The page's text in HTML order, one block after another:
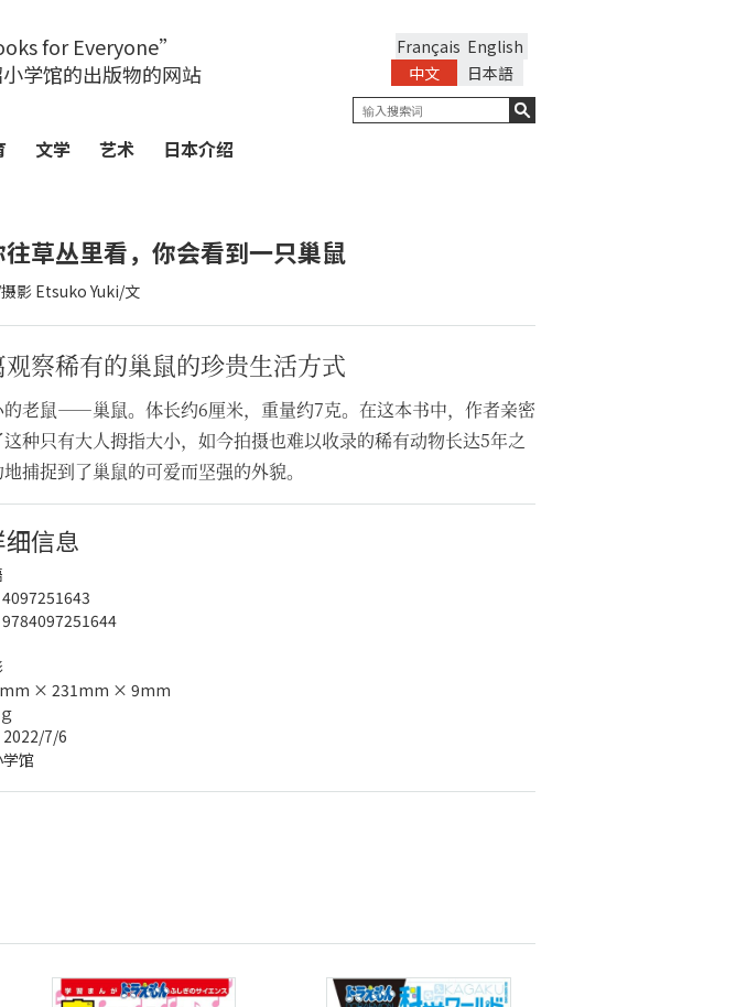
for Everyone”
学馆的出版物的网站
English
Français
日本語
中文
文学 艺术 日本介绍
草丛里看，你会看到一只巢鼠
影 Etsuko Yuki/文
察稀有的巢鼠的珍贵生活方式
的老鼠——巢鼠。体长约6厘米，重量约7克。在这本书中，作者亲密
种只有大人拇指大小，如今拍摄也难以收录的稀有动物长达5年之
捕捉到了巢鼠的可爱而坚强的外貌。
信息
4097251643
9784097251644
× 231mm × 9mm
2022/7/6
学馆